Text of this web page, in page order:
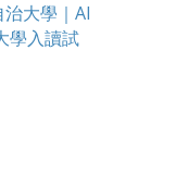
大學｜AI
學入讀試